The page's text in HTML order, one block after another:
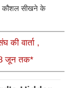
कौशल सीखने के
की वार्ता ,
जून तक*